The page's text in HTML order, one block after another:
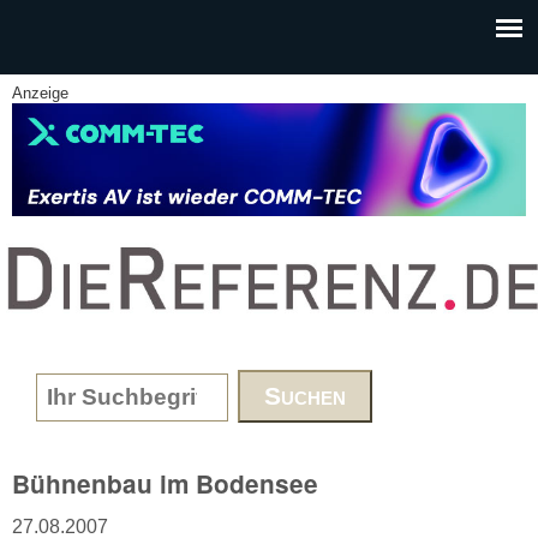
Anzeige
www.DieReferenz.de
Search form
Bühnenbau im Bodensee
27.08.2007